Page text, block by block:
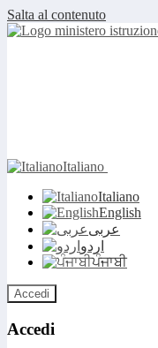
Salta al contenuto
Italiano
Italiano
English
عربى
اردو
ਪੰਜਾਬੀ
Accedi
Accedi